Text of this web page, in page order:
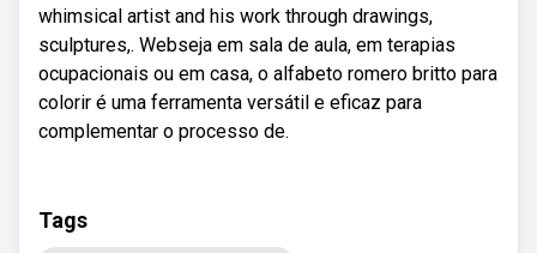
whimsical artist and his work through drawings,
sculptures,. Webseja em sala de aula, em terapias
ocupacionais ou em casa, o alfabeto romero britto para
colorir é uma ferramenta versátil e eficaz para
complementar o processo de.
Tags